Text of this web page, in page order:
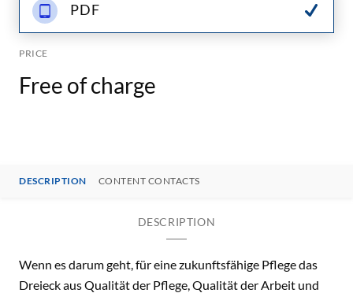
PDF
PRICE
Free of charge
DESCRIPTION CONTENT CONTACTS
DESCRIPTION
Wenn es darum geht, für eine zukunftsfähige Pflege das
Dreieck aus Qualität der Pflege, Qualität der Arbeit und